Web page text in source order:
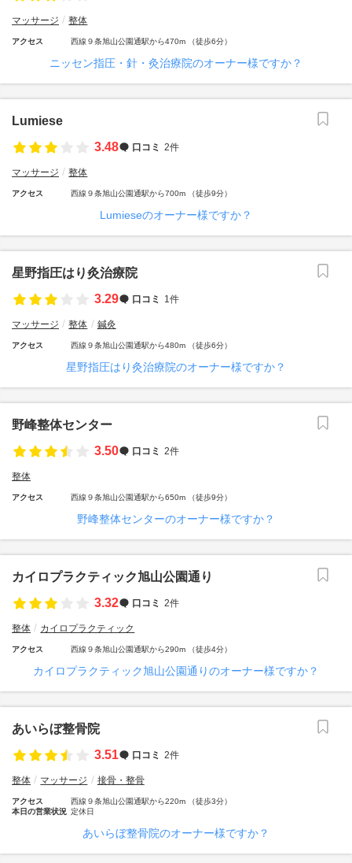
マッサージ 整体
アクセス 西線９条旭山公園通駅から470m （徒歩6分）
ニッセン指圧・針・灸治療院のオーナー様ですか？
Lumiese
3.48
口コミ 2件
マッサージ 整体
アクセス 西線９条旭山公園通駅から700m （徒歩9分）
Lumieseのオーナー様ですか？
星野指圧はり灸治療院
3.29
口コミ 1件
マッサージ 整体 鍼灸
アクセス 西線９条旭山公園通駅から480m （徒歩6分）
星野指圧はり灸治療院のオーナー様ですか？
野峰整体センター
3.50
口コミ 2件
整体
アクセス 西線９条旭山公園通駅から650m （徒歩9分）
野峰整体センターのオーナー様ですか？
カイロプラクティック旭山公園通り
3.32
口コミ 2件
整体 カイロプラクティック
アクセス 西線９条旭山公園通駅から290m （徒歩4分）
カイロプラクティック旭山公園通りのオーナー様ですか？
あいらぼ整骨院
3.51
口コミ 2件
整体 マッサージ 接骨・整骨
アクセス
西線９条旭山公園通駅から220m （徒歩3分）
本日の営業状況 定休日
あいらぼ整骨院のオーナー様ですか？